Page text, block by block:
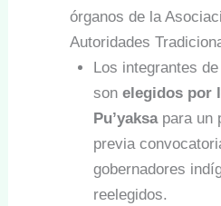
órganos de la
Autoridades
Los integrantes
son elegidos por
Pu’yaksapara un
previa
gobernadores
reelegidos.